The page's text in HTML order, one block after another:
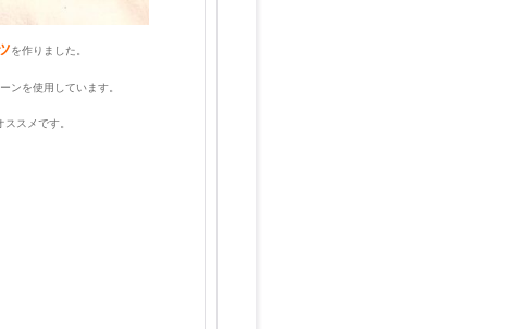
を作りました。
ンを使用しています。
スメです。